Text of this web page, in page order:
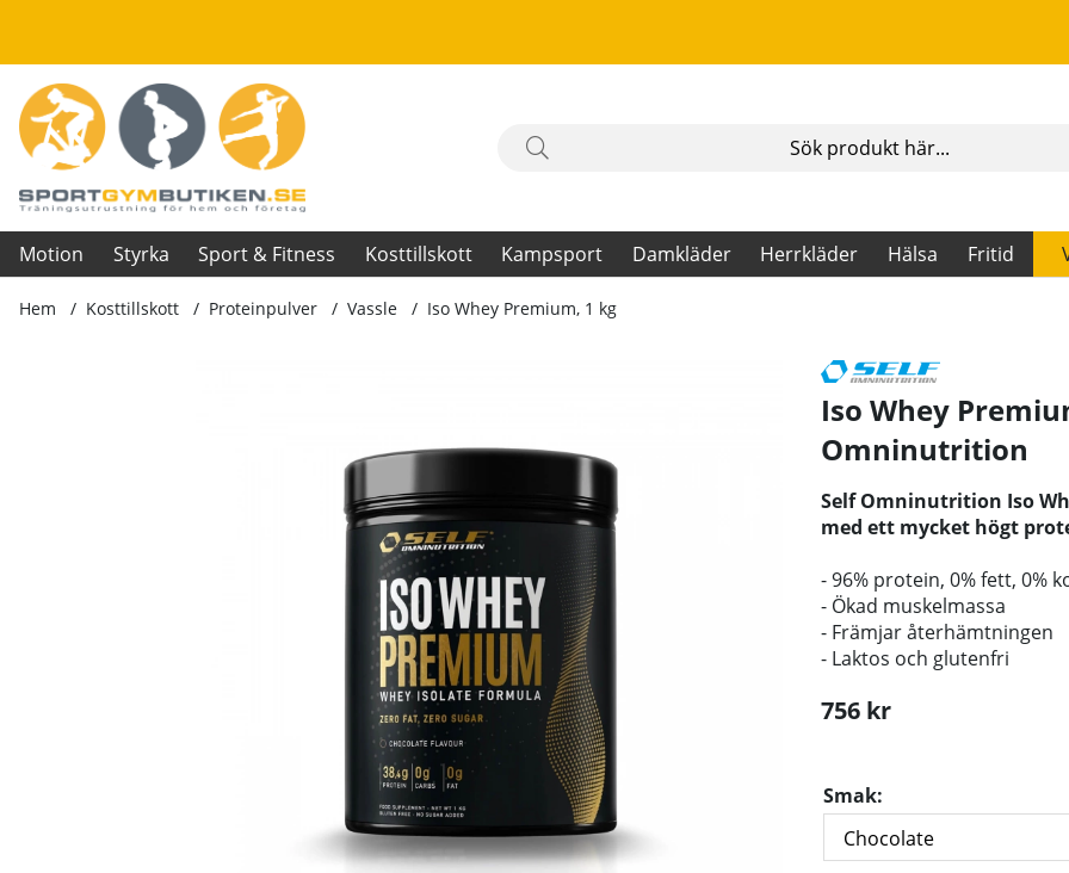
Motion Styrka Sport & Fitness Kosttillskott Kampsport Damkläder Herrkläder Hälsa Fritid
Hem Kosttillskott Proteinpulver Vassle Iso Whey Premium, 1 kg
Iso Whey
Omninutrition
Self Omninutrition Iso
med ett mycket högt
- 96% protein, 0% fett, 0%
- Ökad muskelmassa
- Främjar återhämtningen
- Laktos och glutenfri
756 kr
Smak: